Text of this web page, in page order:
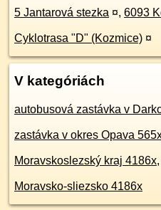
5 Jantarová stezka ¤, 6093
Cyklotrasa "D" (Kozmice) ¤
V kategóriách
autobusová zastávka v
zastávka v okres Opava
Moravskoslezský kraj 4186x,
Moravsko-sliezsko 4186x